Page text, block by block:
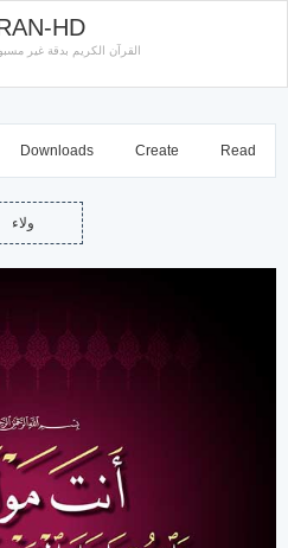
HD
القرآن الكريم بدقة غير
Downloads Create Read
ولاء